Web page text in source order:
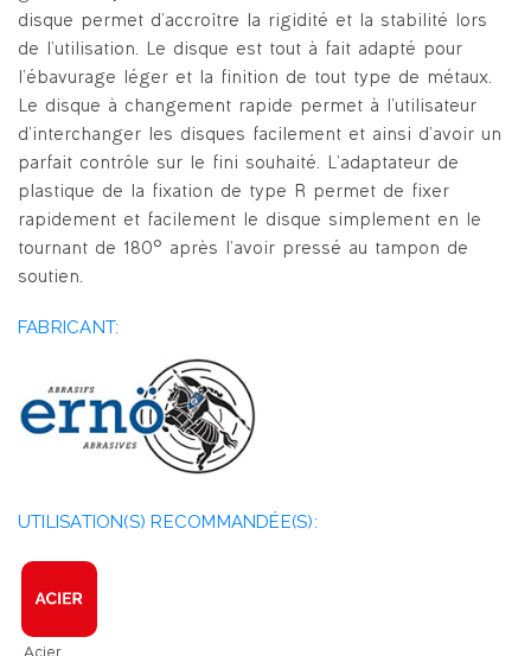
disque permet d’accroître la rigidité et la stabilité lors
de l’utilisation. Le disque est tout à fait adapté pour
l’ébavurage léger et la finition de tout type de métaux.
Le disque à changement rapide permet à l’utilisateur
d’interchanger les disques facilement et ainsi d’avoir un
parfait contrôle sur le fini souhaité. L’adaptateur de
plastique de la fixation de type R permet de fixer
rapidement et facilement le disque simplement en le
tournant de 180° après l’avoir pressé au tampon de
soutien.
FABRICANT:
UTILISATION(S) RECOMMANDÉE(S):